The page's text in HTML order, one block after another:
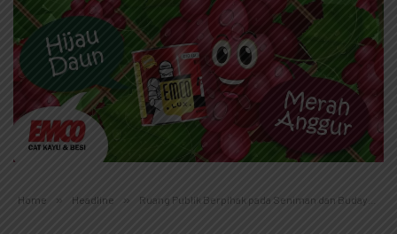
Home » Headline » Ruang Publik Berpihak pada Seniman dan Budayawan